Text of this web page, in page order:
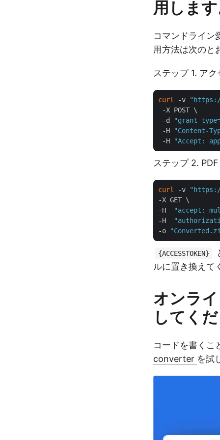
用しま
コマンドライン
用方法は次のと
ステップ 1. ア
curl -v
-X POST \
-d
-H
"Content-
-H
"Accept:
ステップ 2.
curl -v
"https://
-X GET \
-H
"accept:
-H
-o
{ACCESSTOKEN}
ルに置き換えて
オンラ
してく
コードを書くこ
converter を試